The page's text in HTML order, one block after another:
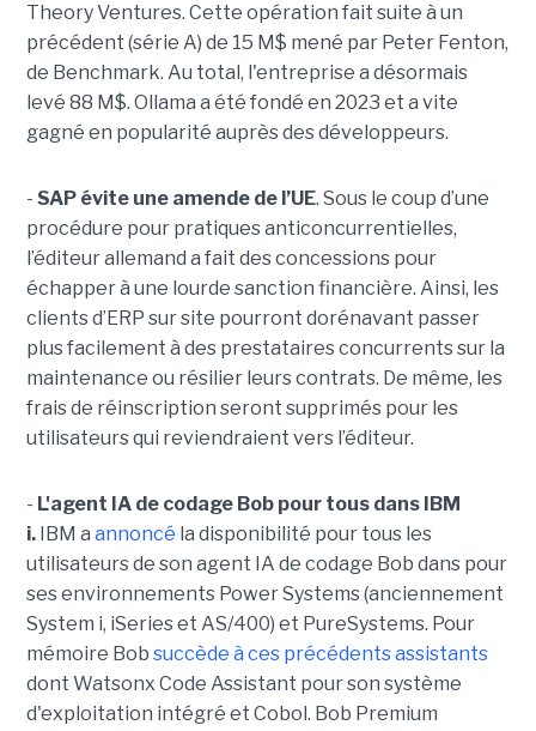
Theory Ventures. Cette opération fait suite à un
précédent (série A) de 15 M$ mené par Peter Fenton,
de Benchmark. Au total, l'entreprise a désormais
levé 88 M$. Ollama a été fondé en 2023 et a vite
gagné en popularité auprès des développeurs.
- SAP évite une amende de l’UE. Sous le coup d’une
procédure pour pratiques anticoncurrentielles,
l’éditeur allemand a fait des concessions pour
échapper à une lourde sanction financière. Ainsi, les
clients d’ERP sur site pourront dorénavant passer
plus facilement à des prestataires concurrents sur la
maintenance ou résilier leurs contrats. De même, les
frais de réinscription seront supprimés pour les
utilisateurs qui reviendraient vers l’éditeur.
- L'agent IA de codage Bob pour tous dans IBM
i.IBM a annoncé la disponibilité pour tous les
utilisateurs de son agent IA de codage Bob dans pour
ses environnements Power Systems (anciennement
System i, iSeries et AS/400) et PureSystems. Pour
mémoire Bob succède à ces précédents assistants
dont Watsonx Code Assistant pour son système
d'exploitation intégré et Cobol. Bob Premium